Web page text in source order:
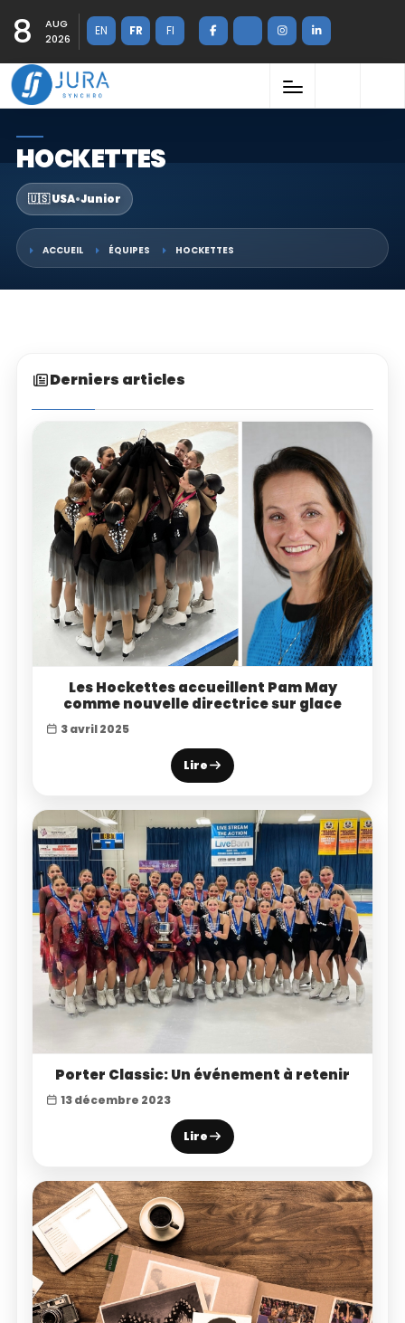
8
AUG
2026
EN FR FI
HOCKETTES
🇺🇸 USA•Junior
ACCUEIL ÉQUIPES HOCKETTES
Derniers articles
Les Hockettes accueillent Pam May
comme nouvelle directrice sur glace
3 avril 2025
Lire
Porter Classic: Un événement à retenir
13 décembre 2023
Lire